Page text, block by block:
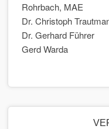
Rohrbach, MAE
Dr. Christoph
Dr. Gerhard Führer
Gerd Warda